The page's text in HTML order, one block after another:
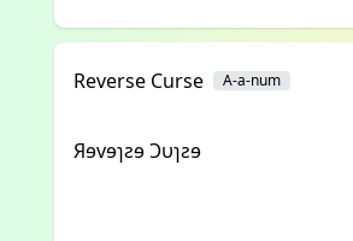
Reverse Curse A-a-num
Яɘvɘɿƨɘ Ɔυɿƨɘ